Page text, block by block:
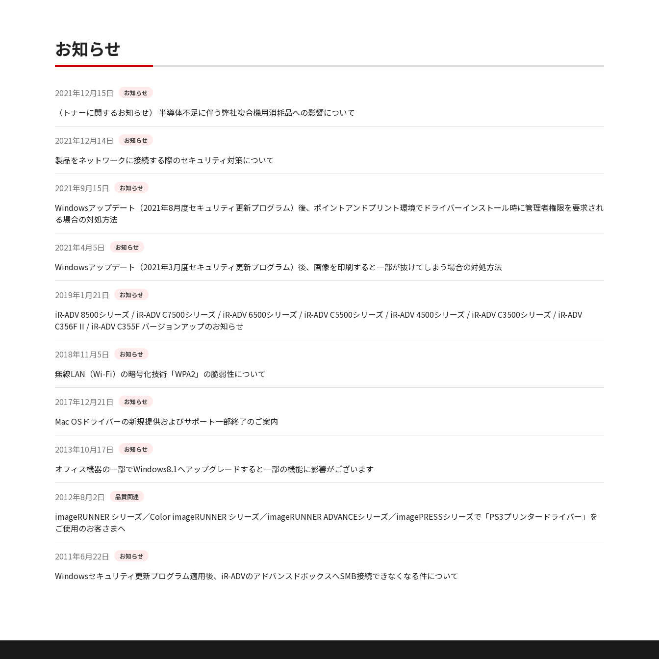
お知らせ
2021年12月15日 お知らせ
（トナーに関するお知らせ） 半導体不足に伴う弊社複合機用消耗品への影響について
2021年12月14日 お知らせ
製品をネットワークに接続する際のセキュリティ対策について
2021年9月15日 お知らせ
Windowsアップデート（2021年8月度セキュリティ更新プログラム）後、ポイントアンドプリント環境でドライバーインストール時に管理者権限を要求され
る場合の対処方法
2021年4月5日 お知らせ
Windowsアップデート（2021年3月度セキュリティ更新プログラム）後、画像を印刷すると一部が抜けてしまう場合の対処方法
2019年1月21日 お知らせ
iR-ADV 8500シリーズ / iR-ADV C7500シリーズ / iR-ADV 6500シリーズ / iR-ADV C5500シリーズ / iR-ADV 4500シリーズ / iR-ADV C3500シリーズ / iR-ADV
C356F II / iR-ADV C355F バージョンアップのお知らせ
2018年11月5日 お知らせ
無線LAN（Wi-Fi）の暗号化技術「WPA2」の脆弱性について
2017年12月21日 お知らせ
Mac OSドライバーの新規提供およびサポート一部終了のご案内
2013年10月17日 お知らせ
オフィス機器の一部でWindows8.1へアップグレードすると一部の機能に影響がございます
2012年8月2日 品質関連
imageRUNNER シリーズ／Color imageRUNNER シリーズ／imageRUNNER ADVANCEシリーズ／imagePRESSシリーズで「PS3プリンタードライバー」を
ご使用のお客さまへ
2011年6月22日 お知らせ
Windowsセキュリティ更新プログラム適用後、iR-ADVのアドバンスドボックスへSMB接続できなくなる件について